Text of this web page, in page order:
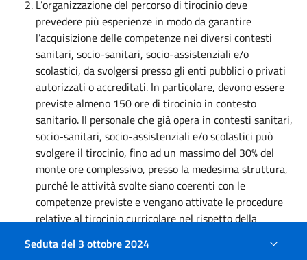
L’organizzazione del percorso di tirocinio deve
prevedere più esperienze in modo da garantire
l’acquisizione delle competenze nei diversi contesti
sanitari, socio-sanitari, socio-assistenziali e/o
scolastici, da svolgersi presso gli enti pubblici o privati
autorizzati o accreditati. In particolare, devono essere
previste almeno 150 ore di tirocinio in contesto
sanitario. Il personale che già opera in contesti sanitari,
socio-sanitari, socio-assistenziali e/o scolastici può
svolgere il tirocinio, fino ad un massimo del 30% del
monte ore complessivo, presso la medesima struttura,
purché le attività svolte siano coerenti con le
competenze previste e vengano attivate le procedure
relative al tirocinio curricolare nel rispetto della
Seduta del 3 ottobre 2024